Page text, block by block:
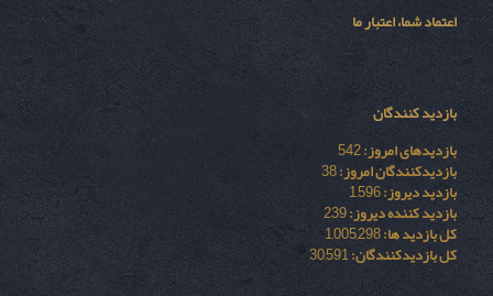
اعتماد شما، اعتبار ما
بازدید کنندگان
بازدیدهای امروز:542
بازدیدکنندگان امروز:38
بازدید دیروز:1,596
بازدید کننده دیروز:239
کل بازدید ها:1,005,298
کل بازدیدکنند‌گان:30,591